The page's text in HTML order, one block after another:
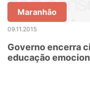
Maranhão
09.11.2015
Governo encerra
educação